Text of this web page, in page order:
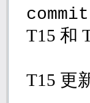
T15 和
T15 更